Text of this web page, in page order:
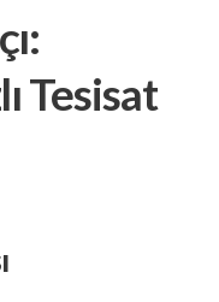
Tesisat